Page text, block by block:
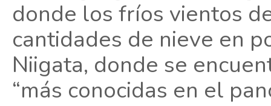
donde los fríos vientos
cantidades de nieve en
Niigata, donde se
“más conocidas en el